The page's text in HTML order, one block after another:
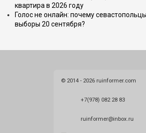
квартира в 2026 году
Голос не онлайн: почему
выборы 20 сентября?
© 2014 - 2026 ruinformer.com
+7(978) 082 28 83
ruinformer@inbox.ru